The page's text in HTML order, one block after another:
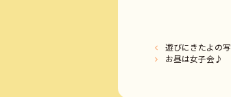
遊びにきたよの
お昼は女子会♪